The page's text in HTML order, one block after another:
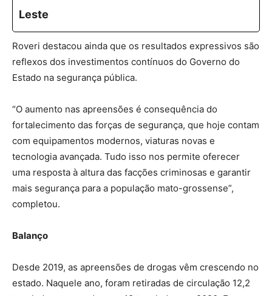
Leste
Roveri destacou ainda que os resultados expressivos são
reflexos dos investimentos contínuos do Governo do
Estado na segurança pública.
“O aumento nas apreensões é consequência do
fortalecimento das forças de segurança, que hoje contam
com equipamentos modernos, viaturas novas e
tecnologia avançada. Tudo isso nos permite oferecer
uma resposta à altura das facções criminosas e garantir
mais segurança para a população mato-grossense”,
completou.
Balanço
Desde 2019, as apreensões de drogas vêm crescendo no
estado. Naquele ano, foram retiradas de circulação 12,2